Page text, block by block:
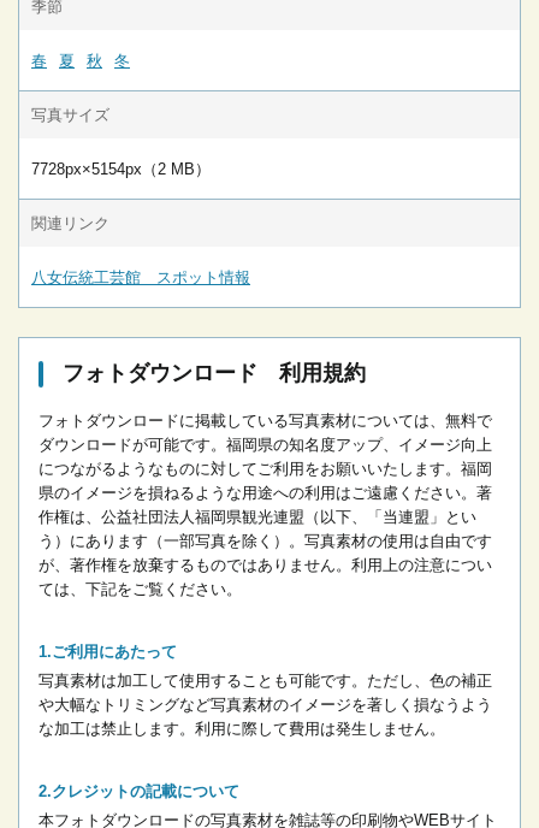
季節
春 夏 秋 冬
写真サイズ
7728px×5154px（2 MB）
関連リンク
八女伝統工芸館 スポット情報
フォトダウンロード 利用規約
フォトダウンロードに掲載している写真素材については、無料で
ダウンロードが可能です。 福岡県の知名度アップ、イメージ向上
につながるようなものに対してご利用をお願いいたします。 福岡
県のイメージを損ねるような用途への利用はご遠慮ください。 著
作権は、公益社団法人福岡県観光連盟（以下、「当連盟」とい
う）にあります（一部写真を除く）。写真素材の使用は自由です
が、著作権を放棄するものではありません。 利用上の注意につい
ては、下記をご覧ください。
ご利用にあたって
写真素材は加工して使用することも可能です。ただし、色の補正
や大幅なトリミングなど写真素材のイメージを著しく損なうよう
な加工は禁止します。 利用に際して費用は発生しません。
クレジットの記載について
本フォトダウンロードの写真素材を雑誌等の印刷物やWEBサイト